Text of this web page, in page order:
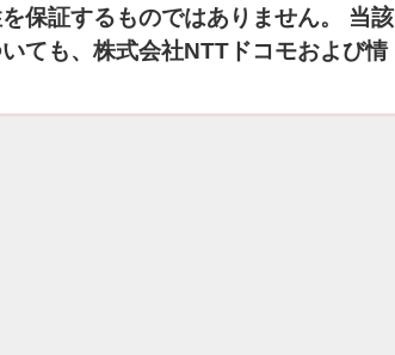
保証するものではありません。 当該
ても、株式会社NTTドコモおよび情